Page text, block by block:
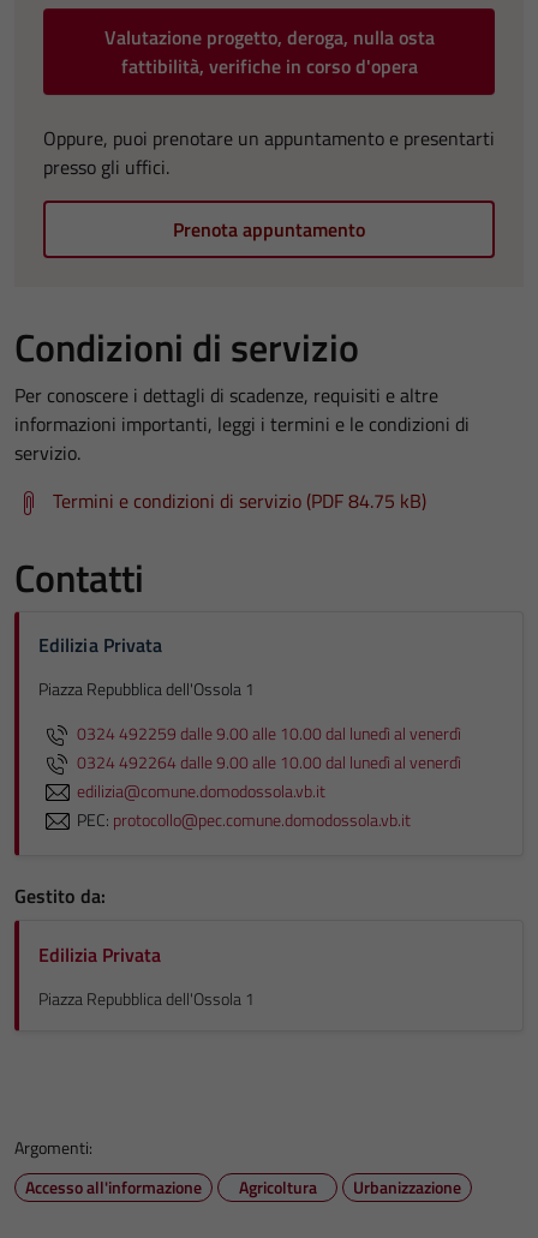
Valutazione progetto, deroga, nulla osta
fattibilità, verifiche in corso d'opera
Oppure, puoi prenotare un appuntamento e presentarti
presso gli uffici.
Prenota appuntamento
Condizioni di servizio
Per conoscere i dettagli di scadenze, requisiti e altre
informazioni importanti, leggi i termini e le condizioni di
servizio.
Termini e condizioni di servizio (PDF 84.75 kB)
Contatti
Edilizia Privata
Piazza Repubblica dell'Ossola 1
0324 492259 dalle 9.00 alle 10.00 dal lunedì al venerdì
0324 492264 dalle 9.00 alle 10.00 dal lunedì al venerdì
edilizia@comune.domodossola.vb.it
PEC: protocollo@pec.comune.domodossola.vb.it
Gestito da:
Edilizia Privata
Piazza Repubblica dell'Ossola 1
Argomenti:
Accesso all'informazione
Agricoltura Urbanizzazione